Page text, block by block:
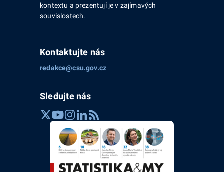
kontextu a prezentují je v zajímavých
souvislostech.
Kontaktujte nás
redakce@csu.gov.cz
Sledujte nás